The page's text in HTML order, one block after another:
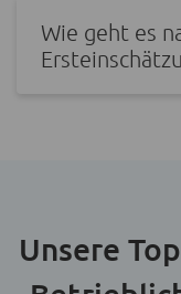
Wie geht es
Unsere